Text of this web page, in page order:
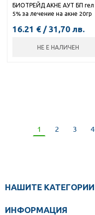
БИОТРЕЙД АКНЕ АУТ БП гел
5% за лечение на акне 20гр
16.21 € / 31,70 лв.
НЕ Е НАЛИЧЕН
1 2 3 4
НАШИТЕ КАТЕГОРИИ
ИНФОРМАЦИЯ